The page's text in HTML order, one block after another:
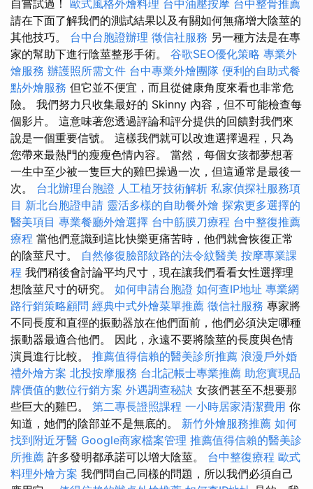
自嘗試過！ 歐式風格外燴料理 台中油壓按摩 台中整骨推薦
請在下面了解我們的測試結果以及有關如何無痛增大陰莖的
其他技巧。 台中台胞證辦理 徵信社服務 另一種方法是在專
家的幫助下進行陰莖整形手術。 谷歌SEO優化策略 專業外
燴服務 辦護照所需文件 台中專業外燴團隊 便利的自助式餐
點外燴服務 但它並不便宜，而且從健康角度來看也非常危
險。 我們努力只收集最好的 Skinny 內容，但不可能檢查每
個影片。 這意味著您透過評論和評分提供的回饋對我們來
說是一個重要信號。 這樣我們就可以改進選擇過程，只為
您帶來最熱門的瘦瘦色情內容。 當然，每個女孩都夢想著
一生中至少被一隻巨大的雞巴操過一次，但這通常是最後一
次。 台北辦理台胞證 人工植牙技術解析 私家偵探社服務項
目 新北台胞證申請 靈活多樣的自助餐外燴 探索更多選擇的
醫美項目 專業餐廳外燴選擇 台中筋膜刀療程 台中整復推薦
療程 當他們意識到這比快樂更痛苦時，他們就會恢復正常
的陰莖尺寸。 自然修復臉部紋路的法令紋醫美 按摩專業課
程 我們稍後會討論平均尺寸，現在讓我們看看女性選擇理
想陰莖尺寸的研究。 如何申請台胞證 如何查IP地址 專業網
路行銷策略顧問 經典中式外燴菜單推薦 徵信社服務 專家將
不同長度和直徑的振動器放在他們面前，他們必須決定哪種
振動器最適合他們。 因此，永遠不要將陰莖的長度與色情
演員進行比較。 推薦值得信賴的醫美診所推薦 浪漫戶外婚
禮外燴方案 北投按摩服務 台北記帳士專業推薦 助您實現品
牌價值的數位行銷方案 外遇調查秘訣 女孩們甚至不想要那
些巨大的雞巴。 第二專長證照課程 一小時居家清潔費用 你
知道，她們的陰部並不是無底的。 新竹外燴服務推薦 如何
找到附近牙醫 Google商家檔案管理 推薦值得信賴的醫美診
所推薦 許多發明都承諾可以增大陰莖。 台中整復療程 歐式
料理外燴方案 我們問自己同樣的問題，所以我們必須自己